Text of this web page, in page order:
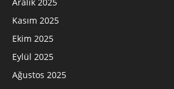
Kasım 2025
Ekim 2025
Eylül 2025
Ağustos 2025